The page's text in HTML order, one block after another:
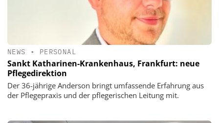
NEWS • PERSONAL
Sankt Katharinen-Krankenhaus, Frankfurt: neue
Pflegedirektion
Der 36-jährige Anderson bringt umfassende Erfahrung aus
der Pflegepraxis und der pflegerischen Leitung mit.